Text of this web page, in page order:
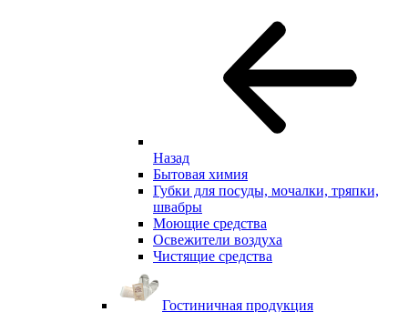
Назад
Бытовая химия
Губки для посуды, мочалки, тряпки,
швабры
Моющие средства
Освежители воздуха
Чистящие средства
Гостиничная продукция